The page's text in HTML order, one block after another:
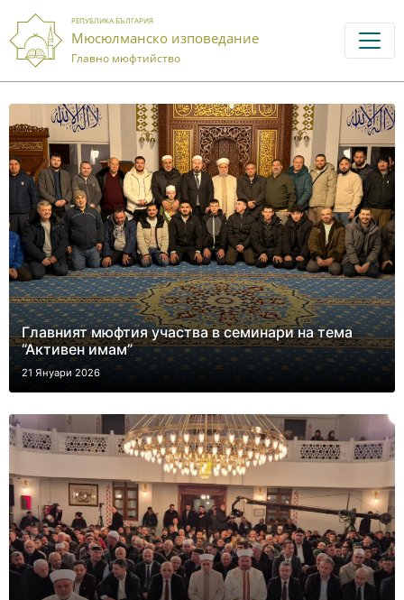
РЕПУБЛИКА БЪЛГАРИЯ
Мюсюлманско изповедание
Главно мюфтийство
Главният мюфтия участва в семинари на тема
“Активен имам”
21 Януари 2026